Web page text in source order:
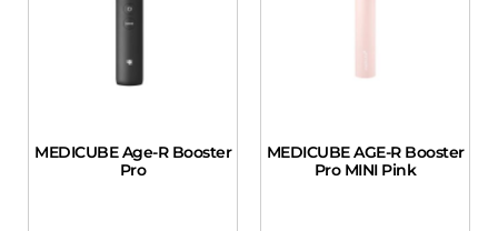
MEDICUBE Age-R Booster
Pro
MEDICUBE AGE-R Booster
Pro MINI Pink